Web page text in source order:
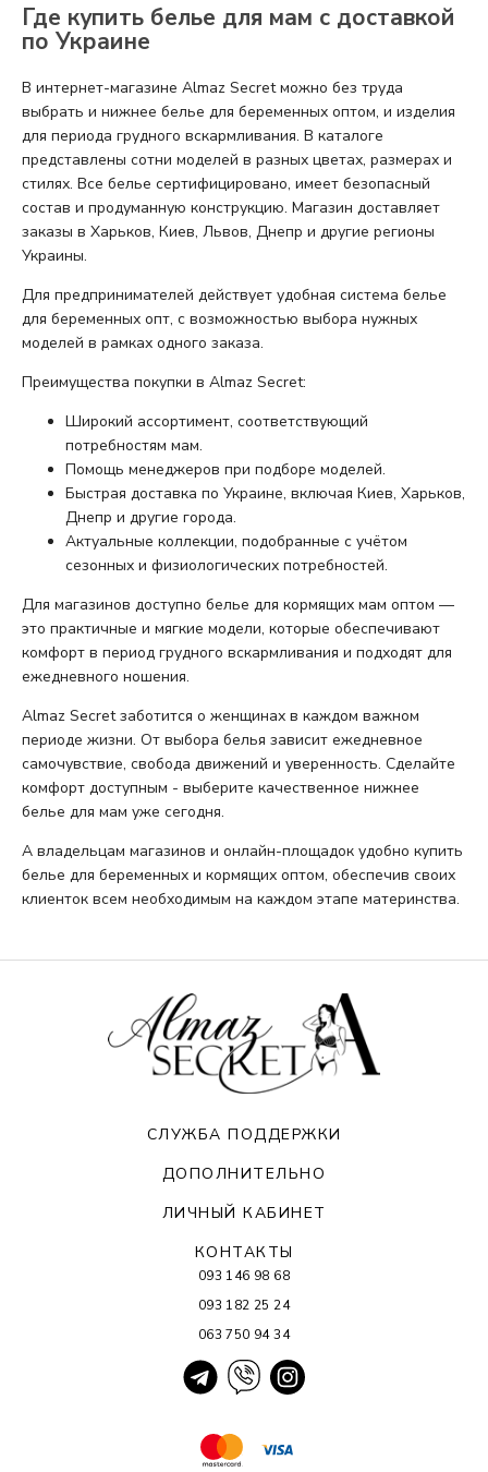
Где купить белье для мам с доставкой
по Украине
В интернет-магазине Almaz Secret можно без труда
выбрать и нижнее белье для беременных оптом, и изделия
для периода грудного вскармливания. В каталоге
представлены сотни моделей в разных цветах, размерах и
стилях. Все белье сертифицировано, имеет безопасный
состав и продуманную конструкцию. Магазин доставляет
заказы в Харьков, Киев, Львов, Днепр и другие регионы
Украины.
Для предпринимателей действует удобная система белье
для беременных опт, с возможностью выбора нужных
моделей в рамках одного заказа.
Преимущества покупки в Almaz Secret:
Широкий ассортимент, соответствующий
потребностям мам.
Помощь менеджеров при подборе моделей.
Быстрая доставка по Украине, включая Киев, Харьков,
Днепр и другие города.
Актуальные коллекции, подобранные с учётом
сезонных и физиологических потребностей.
Для магазинов доступно белье для кормящих мам оптом —
это практичные и мягкие модели, которые обеспечивают
комфорт в период грудного вскармливания и подходят для
ежедневного ношения.
Almaz Secret заботится о женщинах в каждом важном
периоде жизни. От выбора белья зависит ежедневное
самочувствие, свобода движений и уверенность. Сделайте
комфорт доступным - выберите качественное нижнее
белье для мам уже сегодня.
А владельцам магазинов и онлайн-площадок удобно купить
белье для беременных и кормящих оптом, обеспечив своих
клиенток всем необходимым на каждом этапе материнства.
СЛУЖБА ПОДДЕРЖКИ
ДОПОЛНИТЕЛЬНО
ЛИЧНЫЙ КАБИНЕТ
КОНТАКТЫ
093 146 98 68
093 182 25 24
063 750 94 34